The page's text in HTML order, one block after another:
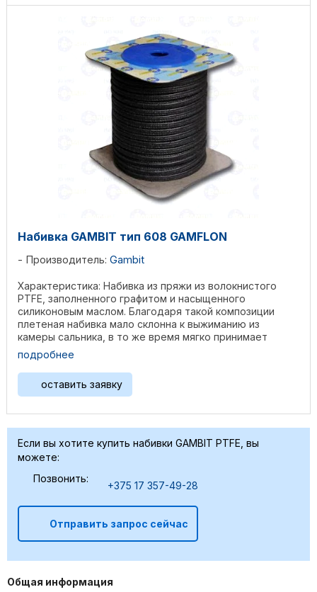
Набивка GAMBIT тип 608 GAMFLON
Производитель: Gambit
Характеристика: Набивка из пряжи из волокнистого
PTFE, заполненного графитом и насыщенного
силиконовым маслом. Благодаря такой композиции
плетеная набивка мало склонна к выжиманию из
камеры сальника, в то же время мягко принимает
форму камеры. ...
подробнее
оставить заявку
Если вы хотите купить набивки GAMBIT PTFE, вы
можете:
Позвонить:
+375 17 357-49-28
Отправить запрос сейчас
Общая информация